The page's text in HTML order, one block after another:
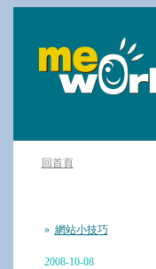
回首頁
» 網站小技巧
2008-10-08